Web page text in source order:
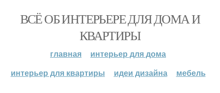
ВСЁ ОБ ИНТЕРЬЕРЕ ДЛЯ ДОМА И
КВАРТИРЫ
главная
интерьер для дома
интерьер для квартиры
идеи дизайна мебель